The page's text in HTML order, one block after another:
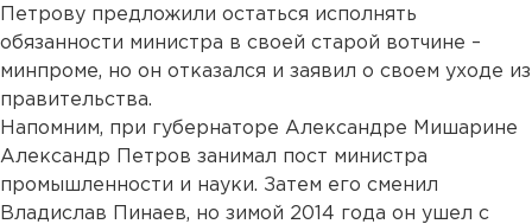
Петрову предложили остаться исполнять
обязанности министра в своей старой вотчине –
минпроме, но он отказался и заявил о своем уходе из
правительства.
Напомним, при губернаторе Александре Мишарине
Александр Петров занимал пост министра
промышленности и науки. Затем его сменил
Владислав Пинаев, но зимой 2014 года он ушел с